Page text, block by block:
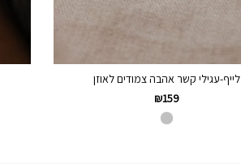
לייף-עגילי קשר אהבה צמודים לאוזן
₪159